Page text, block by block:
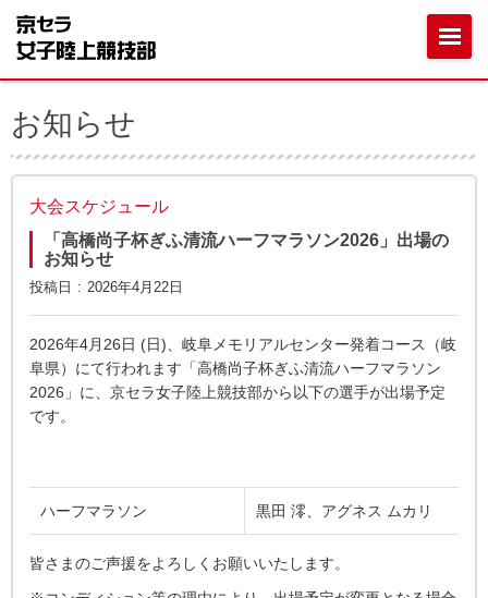
お知らせ
大会スケジュール
「高橋尚子杯ぎふ清流ハーフマラソン2026」出場の
お知らせ
投稿日 2026年4月22日
2026年4月26日 (日)、岐阜メモリアルセンター発着コース（岐
阜県）にて行われます「高橋尚子杯ぎふ清流ハーフマラソン
2026」に、京セラ女子陸上競技部から以下の選手が出場予定
です。
ハーフマラソン 黒田 澪、アグネス ムカリ
皆さまのご声援をよろしくお願いいたします。